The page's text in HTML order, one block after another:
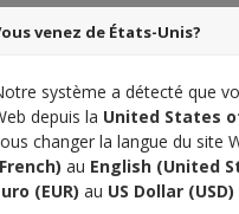
venez de États-Unis?
système a détecté que
depuis la United States
changer la langue du site
au English (United
(EUR) au US Dollar (USD)